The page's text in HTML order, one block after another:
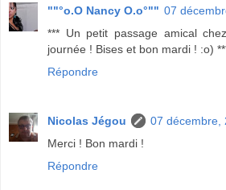
""°o.O Nancy O.o°"" 07
*** Un petit passage amical
journée ! Bises et bon mardi ! :o)
Répondre
Nicolas Jégou
07 décembre,
Merci ! Bon mardi !
Répondre